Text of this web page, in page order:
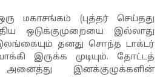
மகாசங்கம் (புத்தர் செய்தது
ஒடுக்குமுறையை இல்லாது
இலங்கையும் தனது சொந்த டாக்டர்
இருக்க முடியும். தோட்டத்
இனக்குழுக்களின்